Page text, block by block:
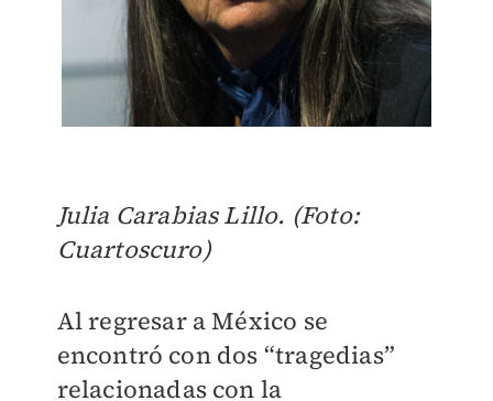
Julia Carabias Lillo. (Foto:
Cuartoscuro)
Al regresar a México se
encontró con dos “tragedias”
relacionadas con la